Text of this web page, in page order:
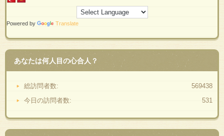
Powered by Translate
あなたは何人目の心合人？
569438
総訪問者数:
531
今日の訪問者数: